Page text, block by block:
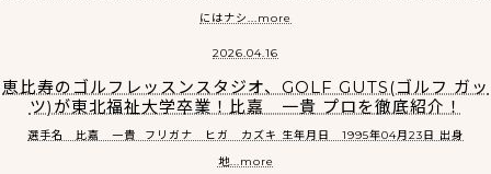
にはナシ...more
2026.04.16
恵比寿のゴルフレッスンスタジオ、GOLF GUTS(ゴルフ ガッ
ツ)が東北福祉大学卒業！比嘉 一貴 プロを徹底紹介！
選手名 比嘉 一貴 フリガナ ヒガ カズキ 生年月日 1995年04月23日 出身
地...more